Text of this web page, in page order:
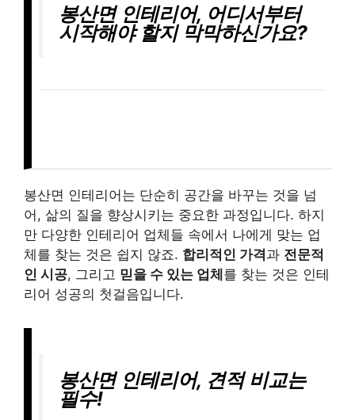
봉산면 인테리어, 어디서부터
시작해야 할지 막막하신가요?
봉산면 인테리어는 단순히 공간을 바꾸는 것을 넘
어, 삶의 질을 향상시키는 중요한 과정입니다. 하지
만 다양한 인테리어 업체들 속에서 나에게 맞는 업
체를 찾는 것은 쉽지 않죠. 합리적인 가격과 전문적
인 시공, 그리고 믿을 수 있는 업체를 찾는 것은 인테
리어 성공의 첫걸음입니다.
봉산면 인테리어, 견적 비교는
필수!